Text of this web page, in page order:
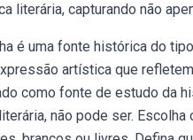
literária, capturando não
é uma fonte histórica do
artística que
como fonte de estudo da
não pode ser.